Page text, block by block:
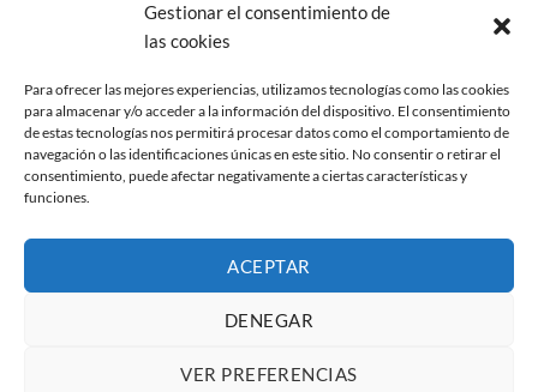
Gestionar el consentimiento de
las cookies
Para ofrecer las mejores experiencias, utilizamos tecnologías como las cookies
para almacenar y/o acceder a la información del dispositivo. El consentimiento
de estas tecnologías nos permitirá procesar datos como el comportamiento de
navegación o las identificaciones únicas en este sitio. No consentir o retirar el
consentimiento, puede afectar negativamente a ciertas características y
funciones.
ACEPTAR
DENEGAR
VER PREFERENCIAS
Añadir
deseos
PILAS
Kodak Pilas CR2016 Max
Añadir
deseos
PILAS
Kodak Pilas CR1620 Max